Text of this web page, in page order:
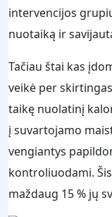
intervencijos
nuotaiką ir
Tačiau štai kas
veikė per
taikę nuolatinį
į suvartojamo
vengiantys
kontroliuodami.
maždaug 15 % jų